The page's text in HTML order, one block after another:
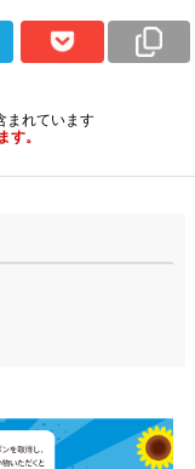
まれています
す。